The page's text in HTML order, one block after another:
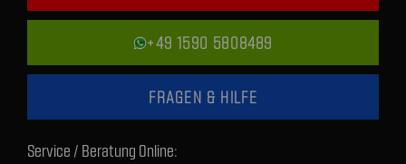
+49 1590 5808489
FRAGEN & HILFE
Service / Beratung Online: